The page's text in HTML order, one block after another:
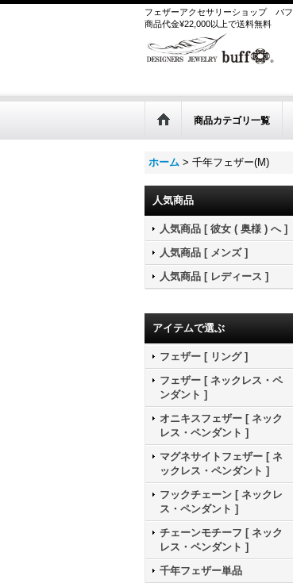
フェザーアクセサリーショップ
バフ
商品代金¥22,000以上で送料無料
商品カテゴリ一覧
ホーム > 千年フェザー(M)
人気商品
人気商品 [ 彼女 ( 奥様 ) へ ]
人気商品 [ メンズ ]
人気商品 [ レディース ]
アイテムで選ぶ
フェザー [ リング ]
フェザー [ ネックレス・ペ
ンダント ]
オニキスフェザー [ ネック
レス・ペンダント ]
マグネサイトフェザー [ ネ
ックレス・ペンダント ]
フックチェーン [ ネックレ
ス・ペンダント ]
チェーンモチーフ [ ネック
レス・ペンダント ]
千年フェザー単品